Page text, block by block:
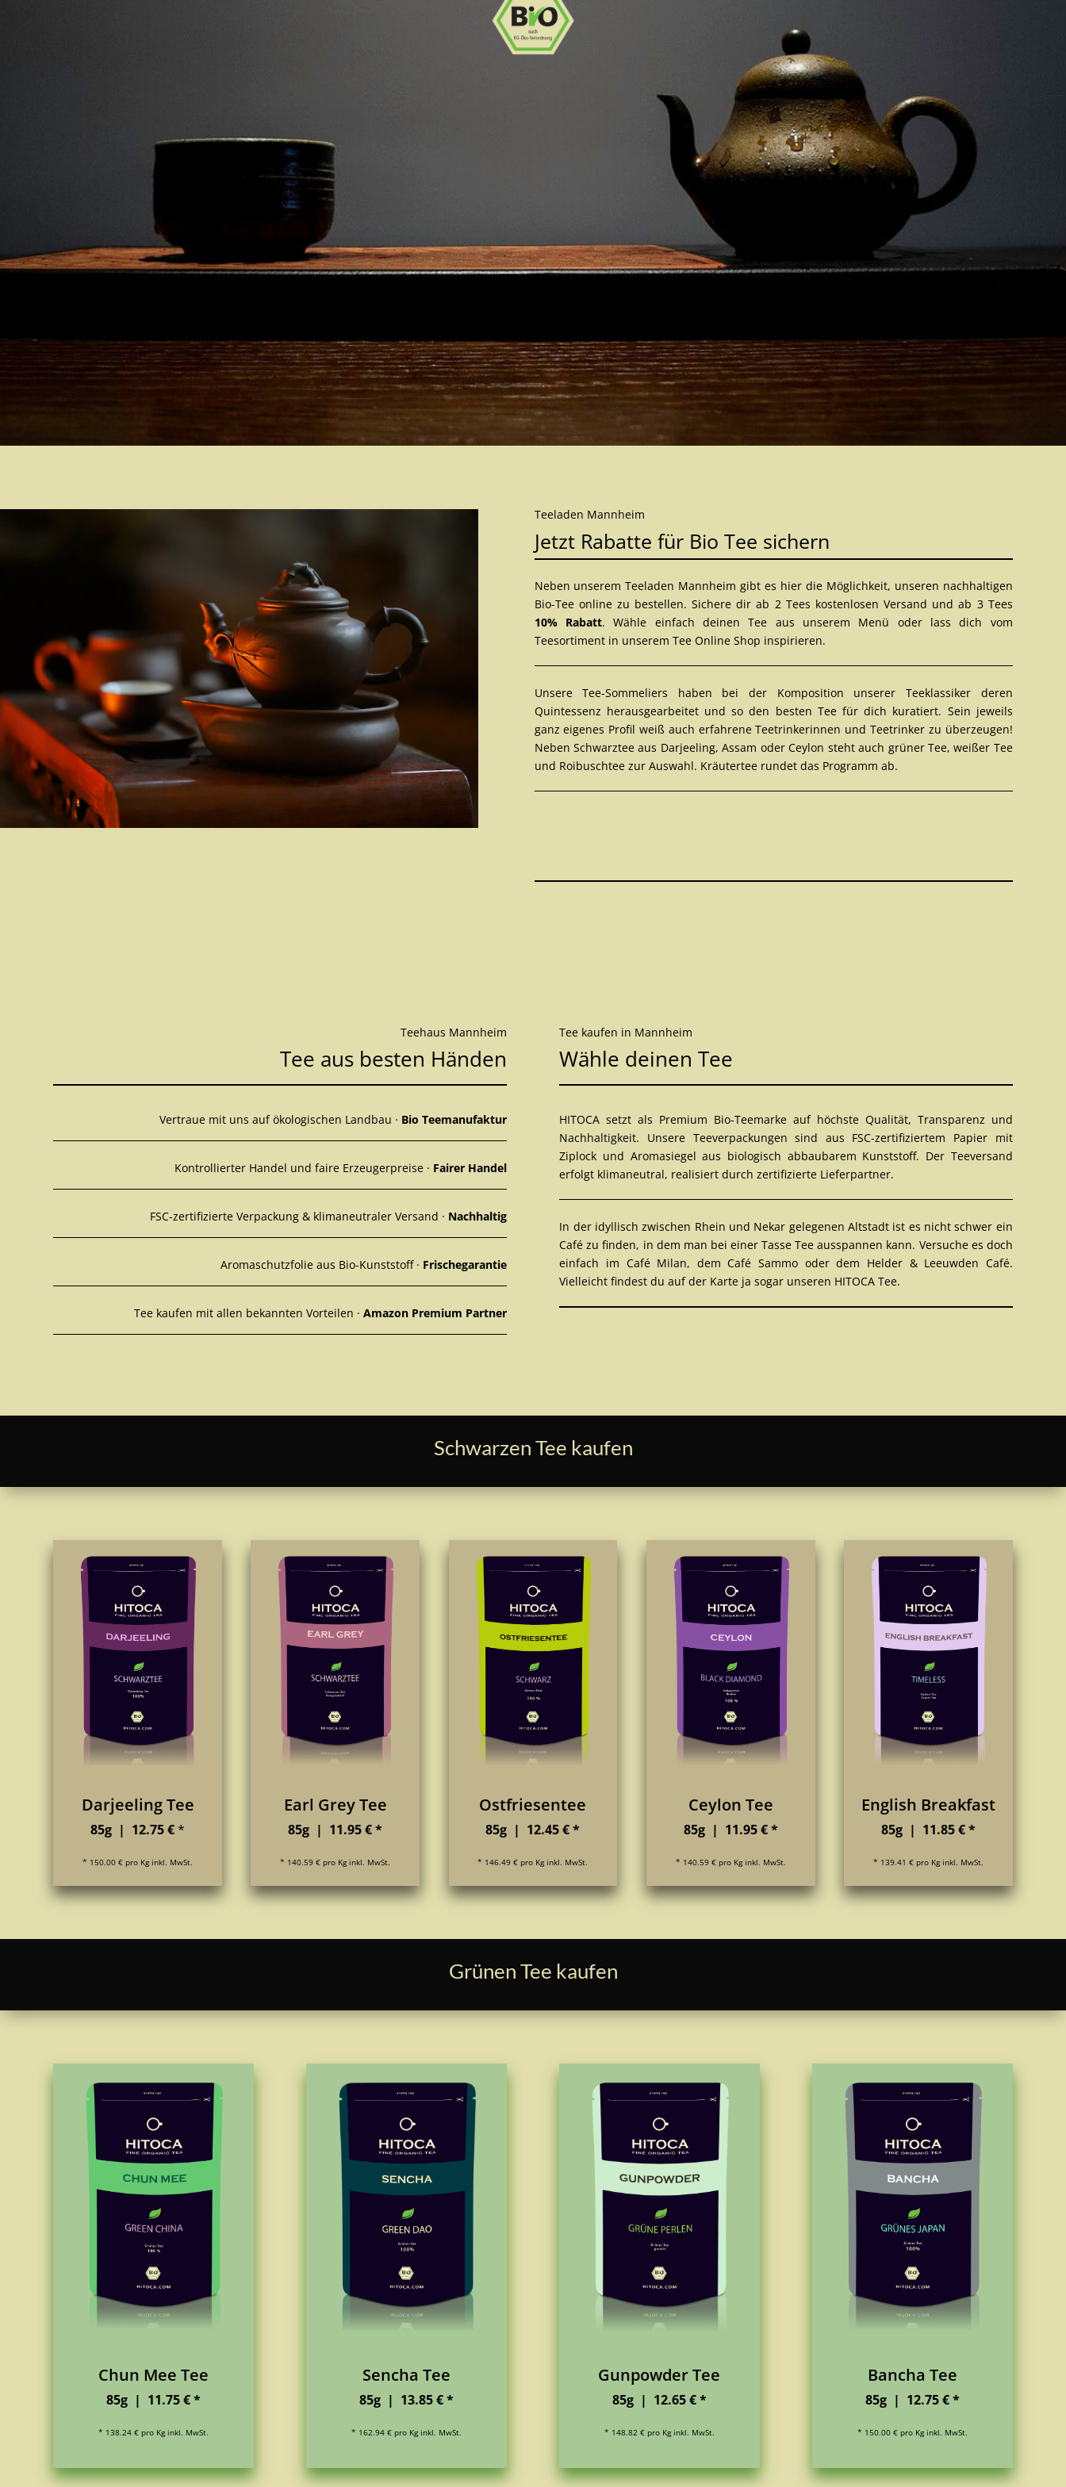
Teeladen Mannheim
Jetzt Rabatte für Bio Tee sichern
Neben unserem Teeladen Mannheim gibt es hier die Möglichkeit, unseren nachhaltigen
Bio-Tee online zu bestellen. Sichere dir ab 2 Tees kostenlosen Versand und ab 3 Tees
10% Rabatt. Wähle einfach deinen Tee aus unserem Menü oder lass dich vom
Teesortiment in unserem Tee Online Shop inspirieren.
Unsere Tee-Sommeliers haben bei der Komposition unserer Teeklassiker deren
Quintessenz herausgearbeitet und so den besten Teefür dich kuratiert. Sein jeweils
ganz eigenes Profil weiß auch erfahrene Teetrinkerinnen und Teetrinker zu überzeugen!
Neben Schwarzteeaus Darjeeling, Assam oderCeylon steht auch grüner Tee,weißer Tee
und Roibuschteezur Auswahl. Kräuterteerundet das Programm ab.
Teehaus Mannheim
Tee aus besten Händen
Vertraue mit uns auf ökologischen Landbau · Bio Teemanufaktur
Kontrollierter Handel und faire Erzeugerpreise · Fairer Handel
FSC-zertifizierte Verpackung & klimaneutraler Versand · Nachhaltig
Aromaschutzfolie aus Bio-Kunststoff · Frischegarantie
Tee kaufen mit allen bekannten Vorteilen · Amazon Premium Partner
Tee kaufen in Mannheim
Wähle deinen Tee
HITOCA setzt als Premium Bio-Teemarke auf höchste Qualität, Transparenz und
Nachhaltigkeit. Unsere Teeverpackungen sind aus FSC-zertifiziertem Papier mit
Ziplock und Aromasiegel aus biologisch abbaubarem Kunststoff. Der Teeversand
erfolgt klimaneutral, realisiert durch zertifizierte Lieferpartner.
In der idyllisch zwischen Rhein und Nekar gelegenen Altstadt ist es nicht schwer ein
Café zu finden, in dem man bei einer Tasse Tee ausspannen kann. Versuche es doch
einfach im Café Milan, dem Café Sammo oder dem Helder & Leeuwden Café.
Vielleicht findest du auf der Karte ja sogar unseren HITOCA Tee.
Schwarzen Tee kaufen
Darjeeling Tee
85g | 12.75 €*
* 150.00 € pro Kg inkl. MwSt.
Earl Grey Tee
85g | 11.95 € *
* 140.59 € pro Kg inkl. MwSt.
Ostfriesentee
85g | 12.45 € *
* 146.49 € pro Kg inkl. MwSt.
Ceylon Tee
85g | 11.95 € *
* 140.59 € pro Kg inkl. MwSt.
English Breakfast
85g | 11.85 € *
* 139.41 € pro Kg inkl. MwSt.
Grünen Tee kaufen
Chun Mee Tee
85g | 11.75 € *
* 138.24 € pro Kg inkl. MwSt.
Sencha Tee
85g | 13.85 € *
* 162.94 € pro Kg inkl. MwSt.
Gunpowder Tee
85g | 12.65 € *
* 148.82 € pro Kg inkl. MwSt.
Bancha Tee
85g | 12.75 € *
* 150.00 € pro Kg inkl. MwSt.